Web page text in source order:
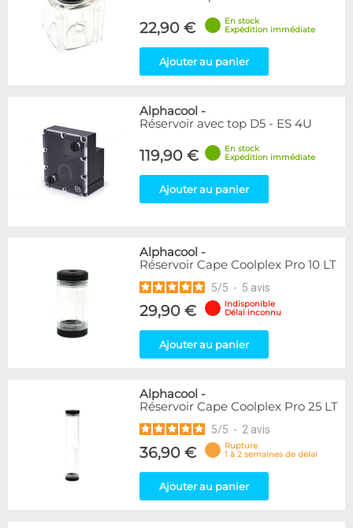
22,90 €
En stock
Expédition immédiate
Ajouter au panier
Alphacool -
Réservoir avec top D5 - ES 4U
119,90 €
En stock
Expédition immédiate
Ajouter au panier
Alphacool -
Réservoir Cape Coolplex Pro 10 LT
5/5 - 5 avis
29,90 €
Indisponible
Délai inconnu
Ajouter au panier
Alphacool -
Réservoir Cape Coolplex Pro 25 LT
5/5 - 2 avis
36,90 €
Rupture
1 à 2 semaines de délai
Ajouter au panier